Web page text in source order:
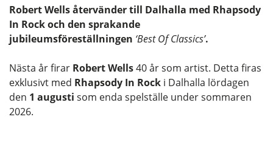
Robert Wells återvänder till Dalhalla med Rhapsody
In Rock och den sprakande
jubileumsföreställningen ‘Best Of Classics’.
Nästa år firar Robert Wells40 år som artist. Detta firas
exklusivt med Rhapsody In Rock i Dalhalla lördagen
den 1 augusti som enda spelställe under sommaren
2026.